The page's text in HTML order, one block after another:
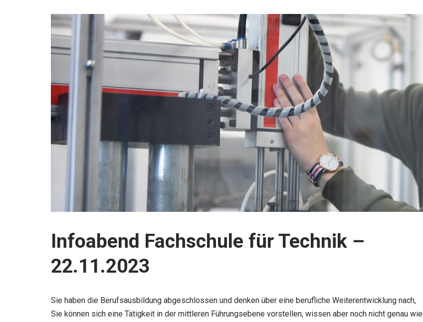
Infoabend Fachschule für Technik –
22.11.2023
Sie haben die Berufsausbildung abgeschlossen und denken über eine berufliche Weiterentwicklung nach,
Sie können sich eine Tätigkeit in der mittleren Führungsebene vorstellen, wissen aber noch nicht genau wie